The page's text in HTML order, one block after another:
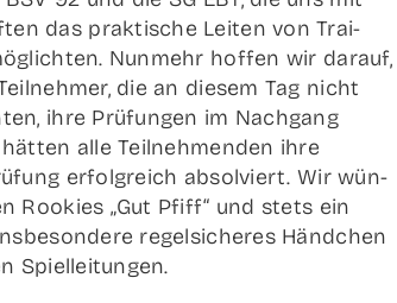
das prak­ti­sche Lei­ten von Trai­
Nun­mehr hof­fen wir dar­auf,
die an die­sem Tag nicht
ihre Prü­fun­gen im Nach­gang
alle Teil­neh­men­den ihre
erfolg­reich absol­viert. Wir wün­
Roo­kies „Gut Pfiff“ und stets ein
regel­si­che­res Händ­chen
Spielleitungen.